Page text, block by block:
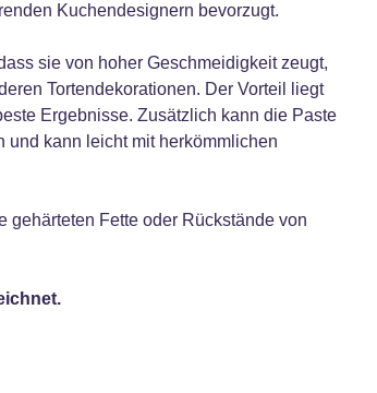
Kuchendesignern bevorzugt.
sie von hoher Geschmeidigkeit zeugt,
Tortendekorationen. Der Vorteil liegt
Ergebnisse. Zusätzlich kann die Paste
kann leicht mit herkömmlichen
gehärteten Fette oder Rückstände von